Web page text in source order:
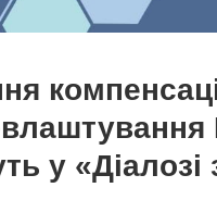
у «Діалозі